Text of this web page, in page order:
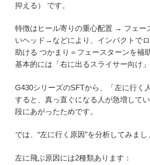
抑える） です。
特徴はヒール寄りの重心配置 → フェー
いヘッド→などにより、インパクトで
助ける つかまり＝フェースターンを補
基本的には「右に出るスライサー向け」
G430シリーズのSFTから、「左に行く
すると、真っ直ぐになる人が急増して
段にあがったためです。
では、“左に行く原因”を分析してみまし
左に飛ぶ原因には2種類あります：